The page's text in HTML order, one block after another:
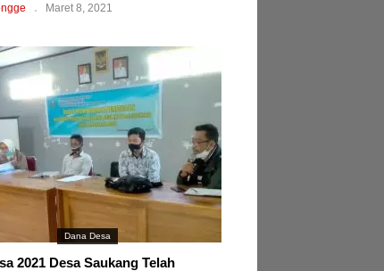
Maret 8, 2021
Dana Desa
2021 Desa Saukang Telah